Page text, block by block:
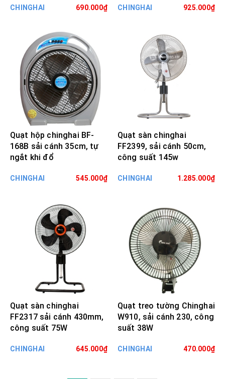
CHINGHAI 690.000₫ CHINGHAI 925.000₫
Quạt hộp chinghai BF-
168B sải cánh 35cm, tự
ngắt khi đổ
CHINGHAI 545.000₫
Quạt sàn chinghai
FF2399, sải cánh 50cm,
công suất 145w
CHINGHAI 1.285.000₫
Quạt sàn chinghai
FF2317 sải cánh 430mm,
công suất 75W
CHINGHAI 645.000₫
Quạt treo tường Chinghai
W910, sải cánh 230, công
suất 38W
CHINGHAI 470.000₫